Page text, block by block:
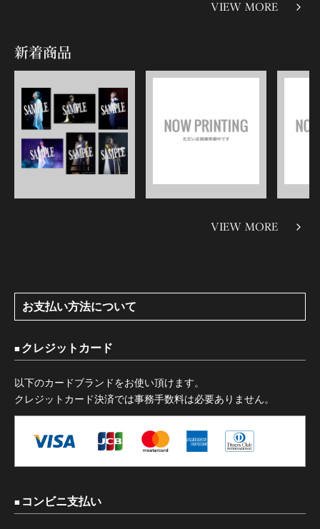
VIEW MORE
新着商品
VIEW MORE
お支払い方法について
クレジットカード
以下のカードブランドをお使い頂けます。
クレジットカード決済では事務手数料は必要ありません。
コンビニ支払い